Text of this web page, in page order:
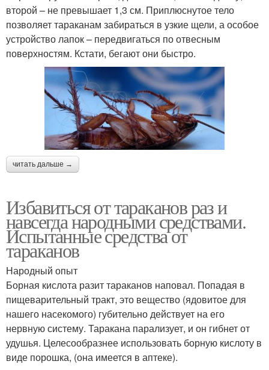
второй – не превышает 1,3 см. Приплюснутое тело
позволяет тараканам забираться в узкие щели, а особое
устройство лапок – передвигаться по отвесным
поверхностям. Кстати, бегают они быстро.
читать дальше →
Избавиться от тараканов раз и
навсегда народными средствами.
Испытанные средства от
тараканов
Народный опыт
Борная кислота разит тараканов наповал. Попадая в
пищеварительный тракт, это вещество (ядовитое для
нашего насекомого) губительно действует на его
нервную систему. Таракана парализует, и он гибнет от
удушья. Целесообразнее использовать борную кислоту в
виде порошка, (она имеется в аптеке).